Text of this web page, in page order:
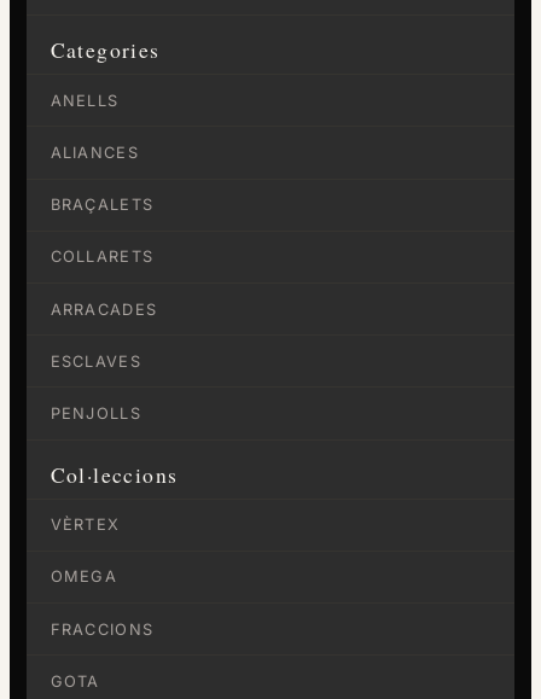
Categories
ANELLS
ALIANCES
BRAÇALETS
COLLARETS
ARRACADES
ESCLAVES
PENJOLLS
Col·leccions
VÈRTEX
OMEGA
FRACCIONS
GOTA